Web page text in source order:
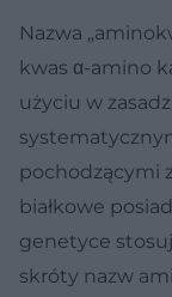
Nazwa
kwas α-amino
użyciu w
pochodzącymi
białkowe
genetyce
skróty nazw